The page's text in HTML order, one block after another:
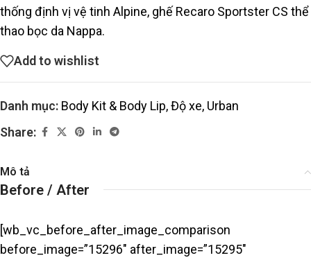
thống định vị vệ tinh Alpine, ghế Recaro Sportster CS thể
thao bọc da Nappa.
Add to wishlist
Danh mục: Body Kit & Body Lip,Độ xe, Urban
Share:
Mô tả
Before / After
[wb_vc_before_after_image_comparison
before_image=”15296″ after_image=”15295″